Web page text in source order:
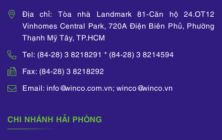
Địa chỉ: Tòa nhà Landmark 81-Căn hộ 24.OT12
Vinhomes Central Park, 720A Điện Biên Phủ, Phường
Thạnh Mỹ Tây, TP.HCM
Tel: (84-28) 3 8218291 * (84-28) 3 8214594
Fax: (84-28) 3 8218292
Email: info@winco.com.vn; winco@winco.vn
CHI NHÁNH HẢI PHÒNG